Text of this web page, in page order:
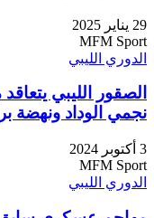
29 يناير 2025
MFM Sport
الدوري الليبي
الصقور الليبي
نجمي الوداد ونهضة
3 أكتوبر 2024
MFM Sport
الدوري الليبي